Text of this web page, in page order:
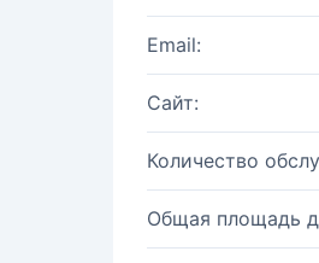
Email:
Сайт:
Количество
Общая площадь